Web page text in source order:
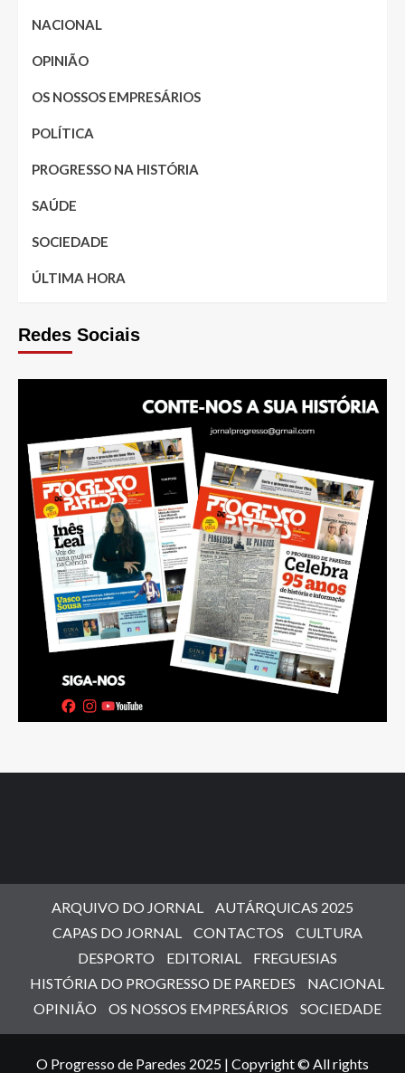
NACIONAL
OPINIÃO
OS NOSSOS EMPRESÁRIOS
POLÍTICA
PROGRESSO NA HISTÓRIA
SAÚDE
SOCIEDADE
ÚLTIMA HORA
Redes Sociais
ARQUIVO DO JORNAL
AUTÁRQUICAS 2025
CAPAS DO JORNAL
CONTACTOS
CULTURA
DESPORTO
EDITORIAL
FREGUESIAS
HISTÓRIA DO PROGRESSO DE PAREDES
NACIONAL
OPINIÃO
OS NOSSOS EMPRESÁRIOS SOCIEDADE
O Progresso de Paredes 2025 | Copyright © All rights